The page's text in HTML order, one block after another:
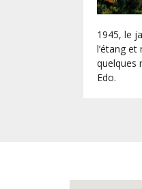
1945, le
l’étang
quelques
Edo.